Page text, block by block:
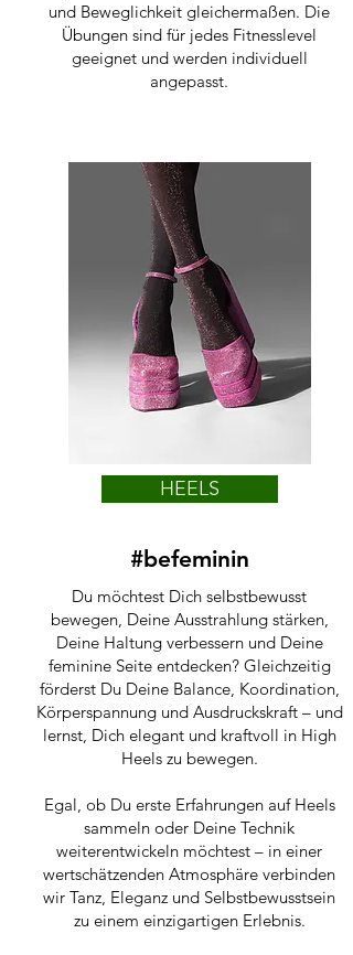
und Beweglichkeit gleichermaßen. Die
Übungen sind für jedes Fitnesslevel
geeignet und werden individuell
angepasst.
HEELS
#befeminin
Du möchtest Dich selbstbewusst
bewegen, Deine Ausstrahlung stärken,
Deine Haltung verbessern und Deine
feminine Seite entdecken? Gleichzeitig
förderst Du Deine Balance, Koordination,
Körperspannung und Ausdruckskraft – und
lernst, Dich elegant und kraftvoll in High
Heels zu bewegen.
Egal, ob Du erste Erfahrungen auf Heels
sammeln oder Deine Technik
weiterentwickeln möchtest – in einer
wertschätzenden Atmosphäre verbinden
wir Tanz, Eleganz und Selbstbewusstsein
zu einem einzigartigen Erlebnis.